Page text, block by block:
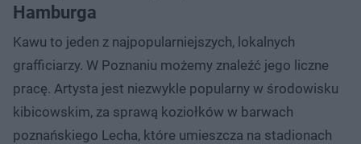
Hamburga
Kawu to jeden z najpopularniejszych, lokalnych
grafficiarzy. W Poznaniu możemy znaleźć jego liczne
pracę. Artysta jest niezwykle popularny w środowisku
kibicowskim, za sprawą koziołków w barwach
poznańskiego Lecha, które umieszcza na stadionach